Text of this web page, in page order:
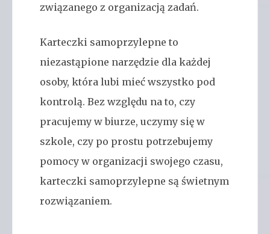
związanego z organizacją zadań.
Karteczki samoprzylepne to
niezastąpione narzędzie dla każdej
osoby, która lubi mieć wszystko pod
kontrolą. Bez względu na to, czy
pracujemy w biurze, uczymy się w
szkole, czy po prostu potrzebujemy
pomocy w organizacji swojego czasu,
karteczki samoprzylepne są świetnym
rozwiązaniem.